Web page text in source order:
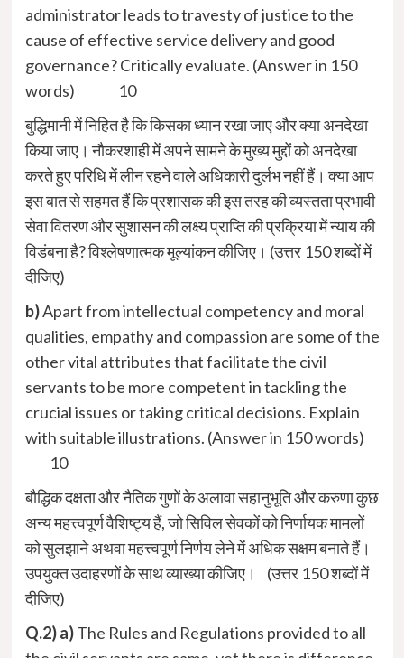
administrator leads to travesty of justice to the
cause of effective service delivery and good
governance? Critically evaluate. (Answer in 150
words) 10
बुद्धिमानी में निहित है कि किसका ध्यान रखा जाए और क्या अनदेखा
किया जाए। नौकरशाही में अपने सामने के मुख्य मुद्दों को अनदेखा
करते हुए परिधि में लीन रहने वाले अधिकारी दुर्लभ नहीं हैं। क्या आप
इस बात से सहमत हैं कि प्रशासक की इस तरह की व्यस्तता प्रभावी
सेवा वितरण और सुशासन की लक्ष्य प्राप्ति की प्रक्रिया में न्याय की
विडंबना है? विश्लेषणात्मक मूल्यांकन कीजिए। (उत्तर 150 शब्दों में
दीजिए)
b)Apart from intellectual competency and moral
qualities, empathy and compassion are some of the
other vital attributes that facilitate the civil
servants to be more competent in tackling the
crucial issues or taking critical decisions. Explain
with suitable illustrations. (Answer in 150 words)
10
बौद्धिक दक्षता और नैतिक गुणों के अलावा सहानुभूति और करुणा कुछ
अन्य महत्त्वपूर्ण वैशिष्ट्य हैं, जो सिविल सेवकों को निर्णायक मामलों
को सुलझाने अथवा महत्त्वपूर्ण निर्णय लेने में अधिक सक्षम बनाते हैं।
उपयुक्त उदाहरणों के साथ व्याख्या कीजिए। (उत्तर 150 शब्दों में
दीजिए)
Q.2) a)The Rules and Regulations provided to all